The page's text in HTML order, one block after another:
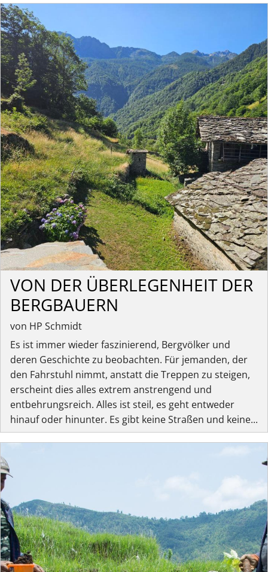
VON DER ÜBERLEGENHEIT DER
BERGBAUERN
von HP Schmidt
Es ist immer wieder faszinierend, Bergvölker und
deren Geschichte zu beobachten. Für jemanden, der
den Fahrstuhl nimmt, anstatt die Treppen zu steigen,
erscheint dies alles extrem anstrengend und
entbehrungsreich. Alles ist steil, es geht entweder
hinauf oder hinunter. Es gibt keine Straßen und keine...